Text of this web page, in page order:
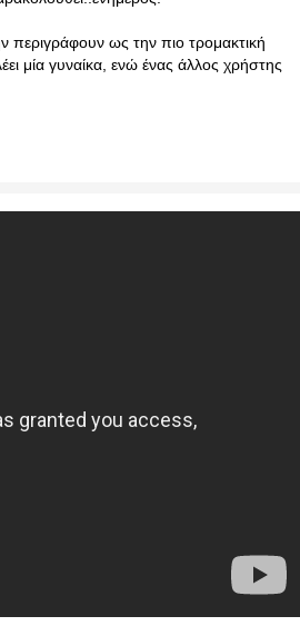
περιγράφουν ως την πιο τρομακτική
μία γυναίκα, ενώ ένας άλλος χρήστης